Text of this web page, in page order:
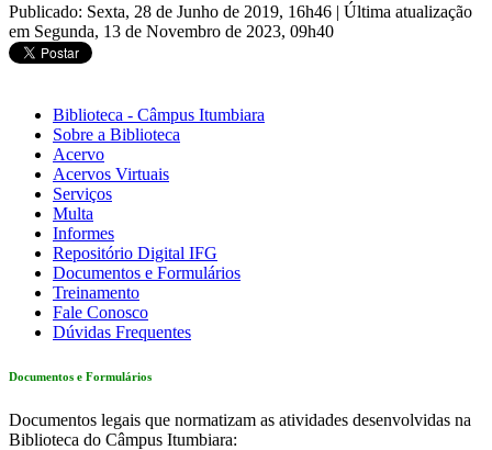
Publicado: Sexta, 28 de Junho de 2019, 16h46 | Última atualização
em Segunda, 13 de Novembro de 2023, 09h40
Biblioteca - Câmpus Itumbiara
Sobre a Biblioteca
Acervo
Acervos Virtuais
Serviços
Multa
Informes
Repositório Digital IFG
Documentos e Formulários
Treinamento
Fale Conosco
Dúvidas Frequentes
Documentos e Formulários
Documentos legais que normatizam as atividades desenvolvidas na
Biblioteca do Câmpus Itumbiara: